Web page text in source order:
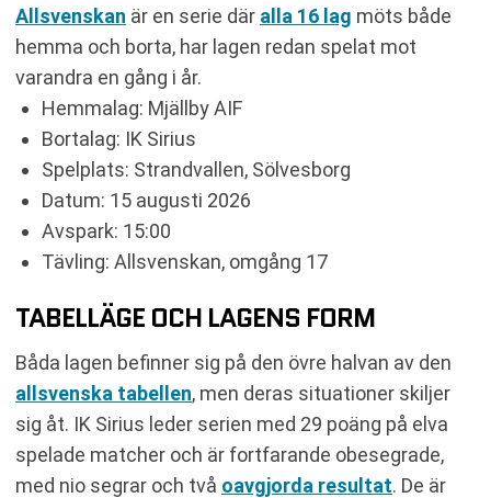
Allsvenskan är en serie där alla 16 lag möts både
hemma och borta, har lagen redan spelat mot
varandra en gång i år.
Hemmalag: Mjällby AIF
Bortalag: IK Sirius
Spelplats: Strandvallen, Sölvesborg
Datum: 15 augusti 2026
Avspark: 15:00
Tävling: Allsvenskan, omgång 17
TABELLÄGE OCH LAGENS FORM
Båda lagen befinner sig på den övre halvan av den
allsvenska tabellen, men deras situationer skiljer
sig åt. IK Sirius leder serien med 29 poäng på elva
spelade matcher och är fortfarande obesegrade,
med nio segrar och två oavgjorda resultat. De är